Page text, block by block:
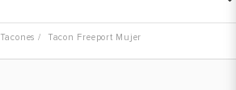
Tacones Tacon Freeport Mujer